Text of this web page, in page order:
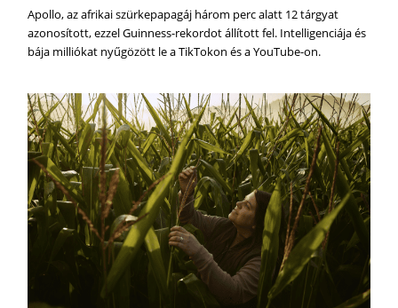
Apollo, az afrikai szürkepapagáj három perc alatt 12 tárgyat
azonosított, ezzel Guinness-rekordot állított fel. Intelligenciája és
bája milliókat nyűgözött le a TikTokon és a YouTube-on.